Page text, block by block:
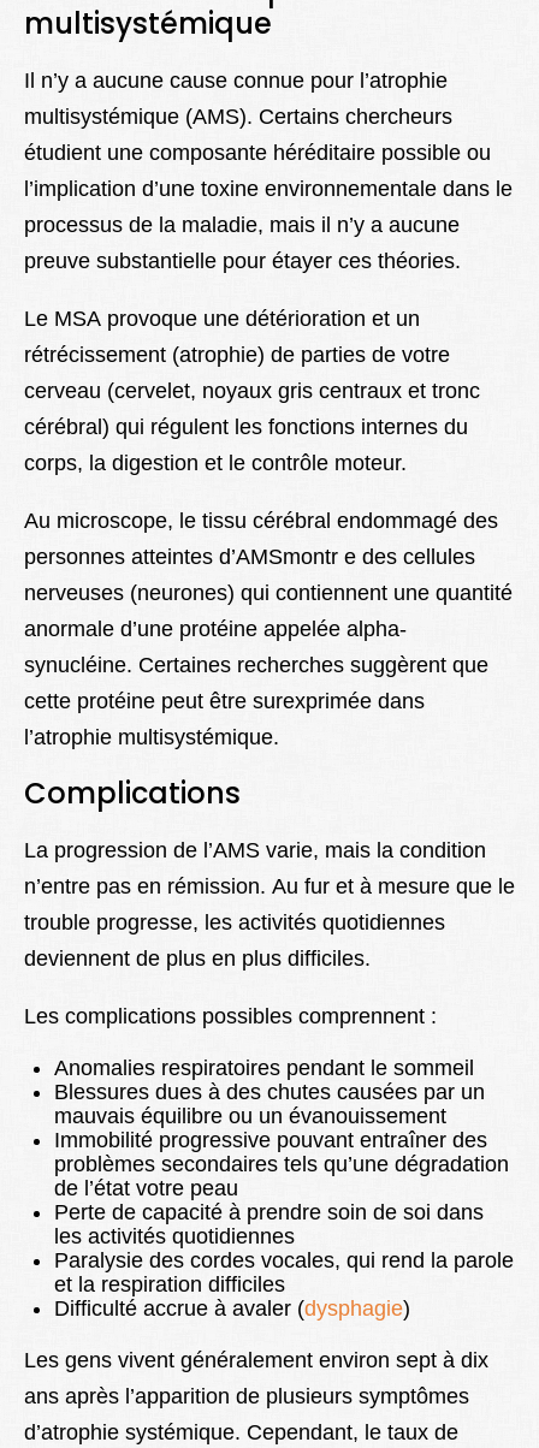
multisystémique
Il n’y a aucune cause connue pour l’atrophie
multisystémique (AMS). Certains chercheurs
étudient une composante héréditaire possible ou
l’implication d’une toxine environnementale dans le
processus de la maladie, mais il n’y a aucune
preuve substantielle pour étayer ces théories.
Le MSA provoque une détérioration et un
rétrécissement (atrophie) de parties de votre
cerveau (cervelet, noyaux gris centraux et tronc
cérébral) qui régulent les fonctions internes du
corps, la digestion et le contrôle moteur.
Au microscope, le tissu cérébral endommagé des
personnes atteintes d’AMSmontr e des cellules
nerveuses (neurones) qui contiennent une quantité
anormale d’une protéine appelée alpha-
synucléine. Certaines recherches suggèrent que
cette protéine peut être surexprimée dans
l’atrophie multisystémique.
Complications
La progression de l’AMS varie, mais la condition
n’entre pas en rémission. Au fur et à mesure que le
trouble progresse, les activités quotidiennes
deviennent de plus en plus difficiles.
Les complications possibles comprennent :
Anomalies respiratoires pendant le sommeil
Blessures dues à des chutes causées par un
mauvais équilibre ou un évanouissement
Immobilité progressive pouvant entraîner des
problèmes secondaires tels qu’une dégradation
de l’état votre peau
Perte de capacité à prendre soin de soi dans
les activités quotidiennes
Paralysie des cordes vocales, qui rend la parole
et la respiration difficiles
Difficulté accrue à avaler (dysphagie)
Les gens vivent généralement environ sept à dix
ans après l’apparition de plusieurs symptômes
d’atrophie systémique. Cependant, le taux de